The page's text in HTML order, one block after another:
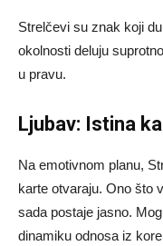
Strelčevi su znak koji
okolnosti deluju
u pravu.
Ljubav: Istina
Na emotivnom planu,
karte otvaraju. Ono što
sada postaje jasno.
dinamiku odnosa iz